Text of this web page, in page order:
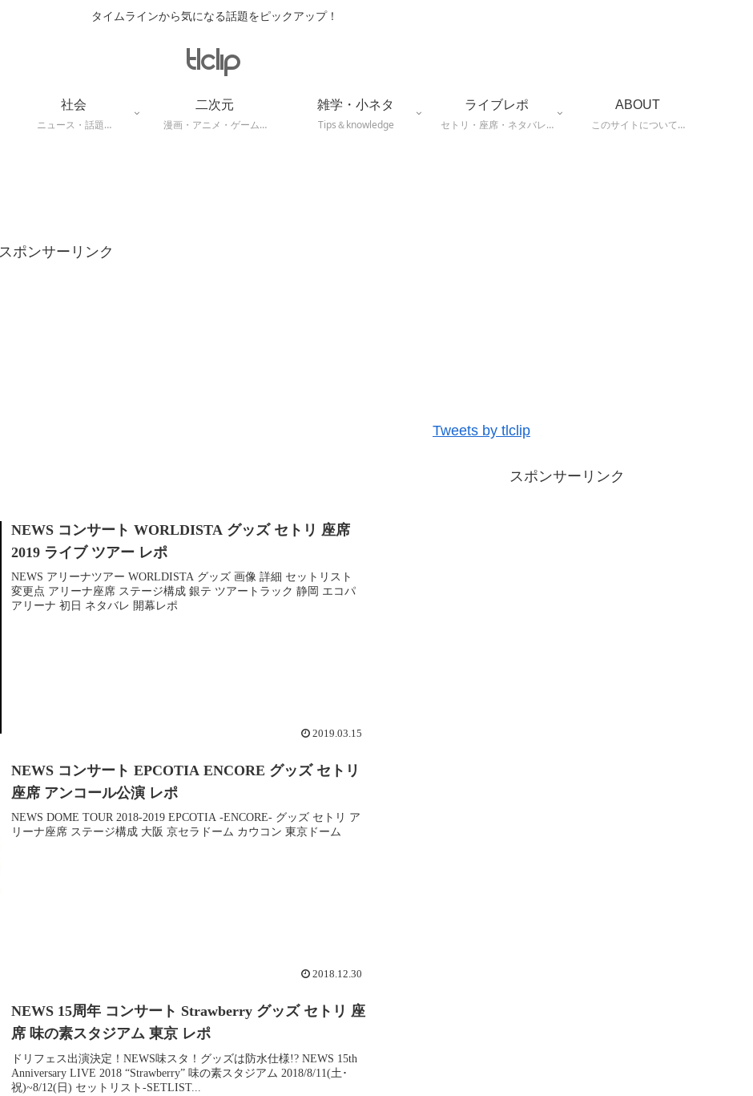
タイムラインから気になる話題をピックアップ！
社会
ニュース・話題…
二次元
漫画・アニメ・ゲーム…
雑学・小ネタ
Tips＆knowledge
ライブレポ
セトリ・座席・ネタバレ…
ABOUT
このサイトについて…
スポンサーリンク
NEWS コンサート WORLDISTA グッズ セトリ 座席
2019 ライブ ツアー レポ
NEWS アリーナツアー WORLDISTA グッズ 画像 詳細 セットリスト
変更点 アリーナ座席 ステージ構成 銀テ ツアートラック 静岡 エコパ
アリーナ 初日 ネタバレ 開幕レポ
2019.03.15
NEWS コンサート EPCOTIA ENCORE グッズ セトリ
座席 アンコール公演 レポ
NEWS DOME TOUR 2018-2019 EPCOTIA -ENCORE- グッズ セトリ ア
リーナ座席 ステージ構成 大阪 京セラドーム カウコン 東京ドーム
2018.12.30
NEWS 15周年 コンサート Strawberry グッズ セトリ 座
席 味の素スタジアム 東京 レポ
ドリフェス出演決定！NEWS味スタ！グッズは防水仕様!? NEWS 15th
Anniversary LIVE 2018 “Strawberry” 味の素スタジアム 2018/8/11(土･
祝)~8/12(日) セットリスト-SETLIST...
Tweets by tlclip
スポンサーリンク